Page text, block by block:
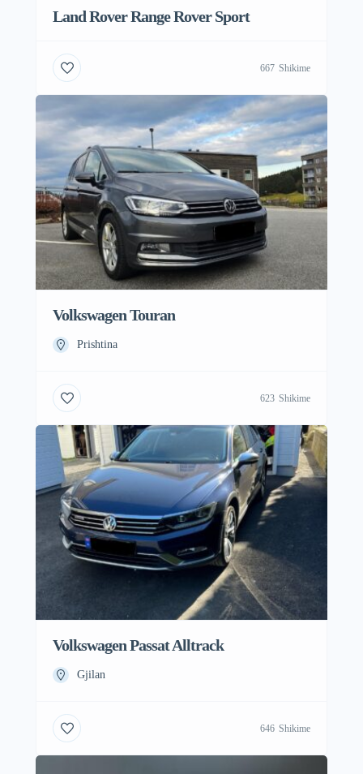
Land Rover Range Rover Sport
667 Shikime
Volkswagen Touran
Prishtina
623 Shikime
Volkswagen Passat Alltrack
Gjilan
646 Shikime